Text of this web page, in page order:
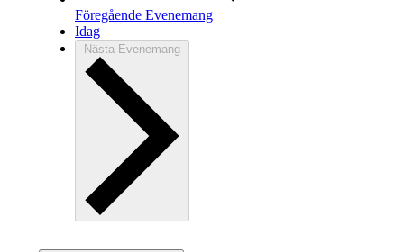
Föregående Evenemang
Idag
Nästa Evenemang